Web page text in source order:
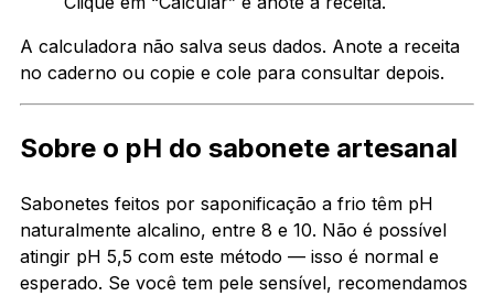
A calculadora não salva seus dados. Anote a receita
no caderno ou copie e cole para consultar depois.
Sobre o pH do sabonete artesanal
Sabonetes feitos por saponificação a frio têm pH
naturalmente alcalino, entre 8 e 10. Não é possível
atingir pH 5,5 com este método — isso é normal e
esperado. Se você tem pele sensível, recomendamos